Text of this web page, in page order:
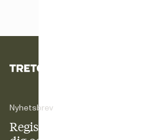
Nyhetsbrev
Registrera